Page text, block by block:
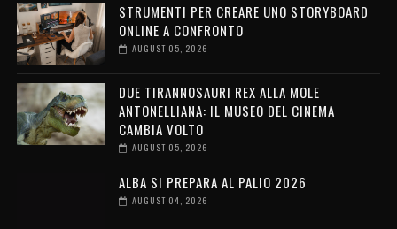
STRUMENTI PER CREARE UNO STORYBOARD
ONLINE A CONFRONTO
AUGUST 05, 2026
DUE TIRANNOSAURI REX ALLA MOLE
ANTONELLIANA: IL MUSEO DEL CINEMA
CAMBIA VOLTO
AUGUST 05, 2026
ALBA SI PREPARA AL PALIO 2026
AUGUST 04, 2026